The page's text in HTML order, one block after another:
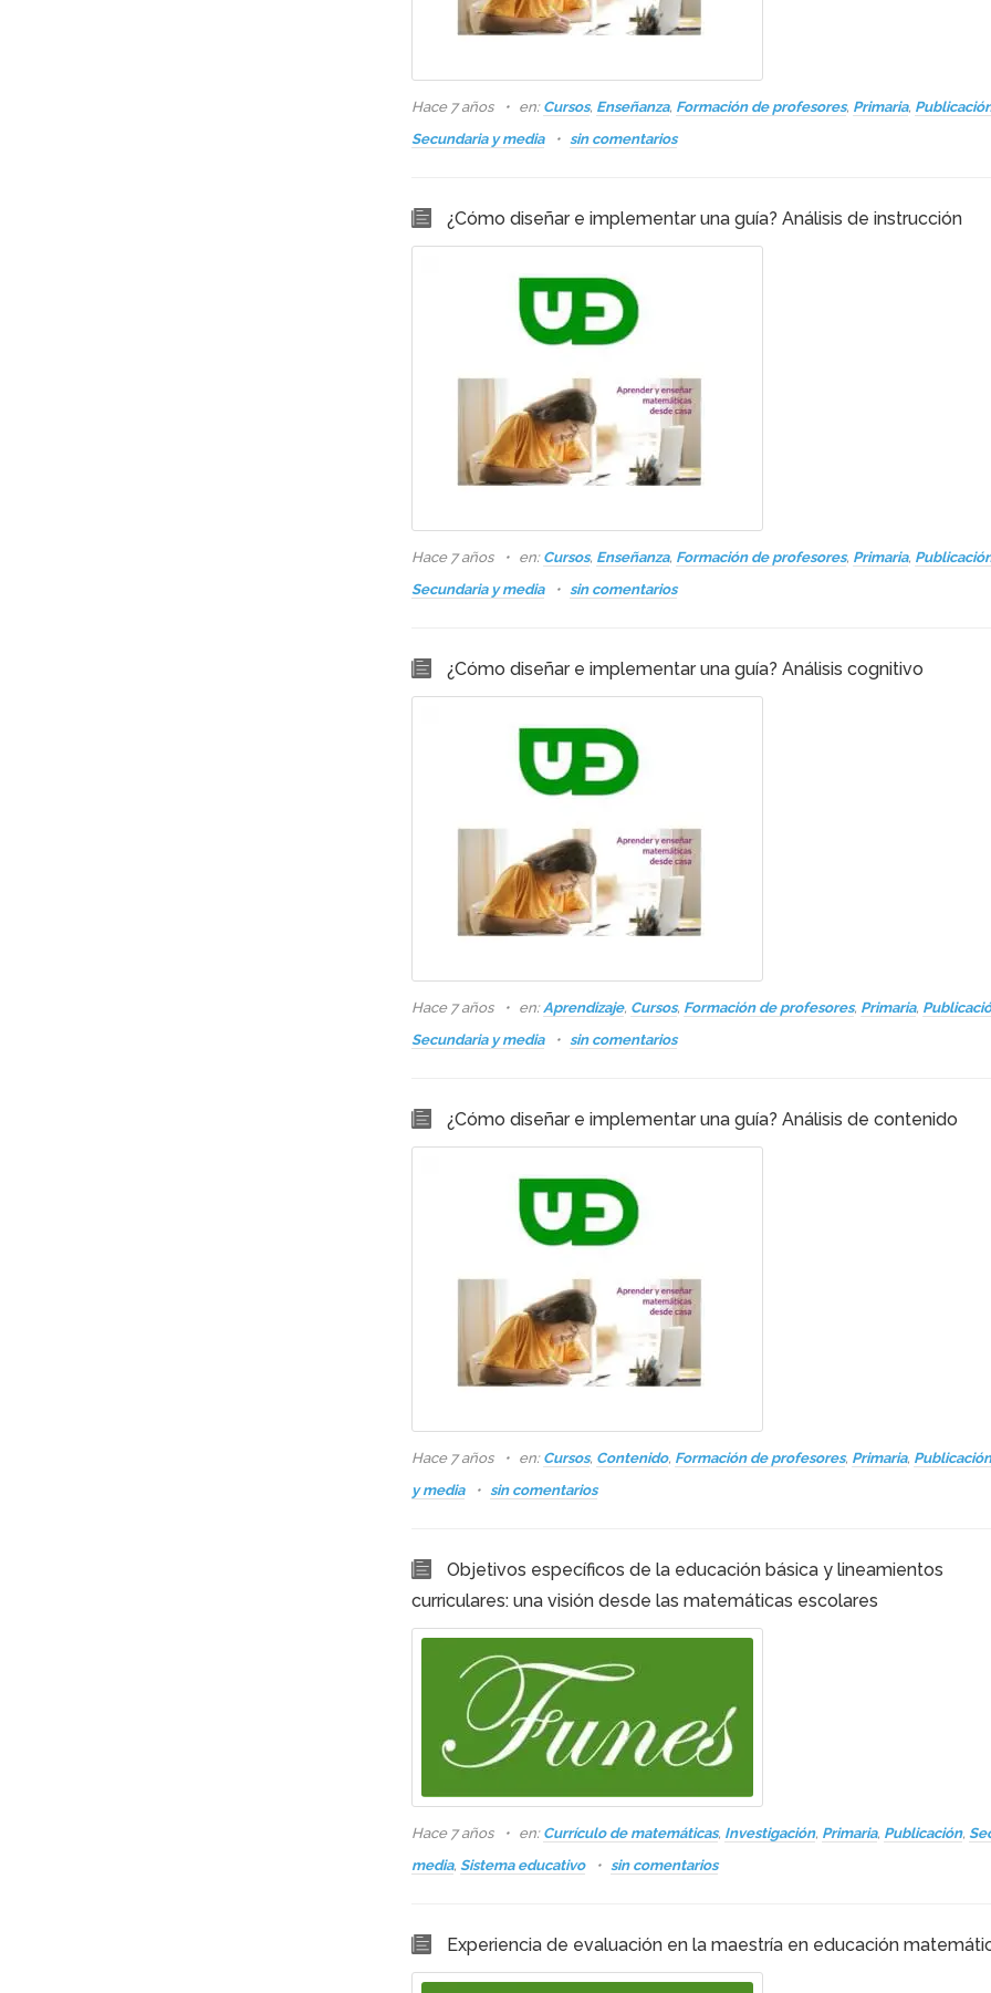
Hace 7 años en: Cursos, Enseñanza, Formación de profesores, Primaria,
Secundaria y media
sin comentarios
¿Cómo diseñar e implementar una guía? Análisis de instrucción
Hace 7 años en: Cursos, Enseñanza, Formación de profesores, Primaria,
Secundaria y media
sin comentarios
¿Cómo diseñar e implementar una guía? Análisis cognitivo
Hace 7 años en:Aprendizaje, Cursos, Formación de profesores, Primaria,
Secundaria y media
sin comentarios
¿Cómo diseñar e implementar una guía? Análisis de contenido
Hace 7 años en: Cursos, Contenido, Formación de profesores, Primaria, Publicación
y media
sin comentarios
Objetivos específicos de la educación básica y lineamientos
curriculares: una visión desde las matemáticas escolares
Hace 7 años en: Currículo de matemáticas, Investigación, Primaria, Publicación,
media, Sistema educativo sin comentarios
Experiencia de evaluación en la maestría en educación